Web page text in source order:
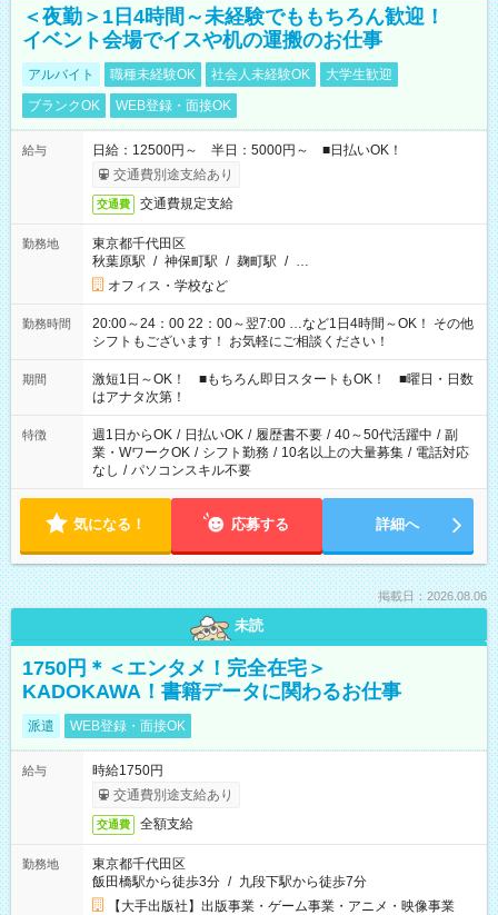
＜夜勤＞1日4時間～未経験でももちろん歓迎！
イベント会場でイスや机の運搬のお仕事
アルバイト 職種未経験OK 社会人未経験OK
大学生歓迎
ブランクOK
WEB登録・面接OK
給与
日給：12500円～ 半日：5000円～ ■日払いOK！
交通費別途支給あり
交通費 交通費規定支給
勤務地
東京都千代田区
秋葉原駅 / 神保町駅 / 麹町駅 / …
オフィス・学校など
勤務時間
20:00～24：00 22：00～翌7:00 …など1日4時間～OK！ その他
シフトもございます！ お気軽にご相談ください！
期間
激短1日～OK！ ■もちろん即日スタートもOK！ ■曜日・日数
はアナタ次第！
特徴 週1日からOK / 日払いOK / 履歴書不要 / 40～50代活躍中 / 副
業・WワークOK / シフト勤務 / 10名以上の大量募集 / 電話対応
なし / パソコンスキル不要
気になる！ 応募する 詳細へ
掲載日：2026.08.06
未読
1750円＊＜エンタメ！完全在宅＞
KADOKAWA！書籍データに関わるお仕事
派遣 WEB登録・面接OK
給与
時給1750円
交通費別途支給あり
交通費 全額支給
勤務地
東京都千代田区
飯田橋駅から徒歩3分 / 九段下駅から徒歩7分
【大手出版社】出版事業・ゲーム事業・アニメ・映像事業